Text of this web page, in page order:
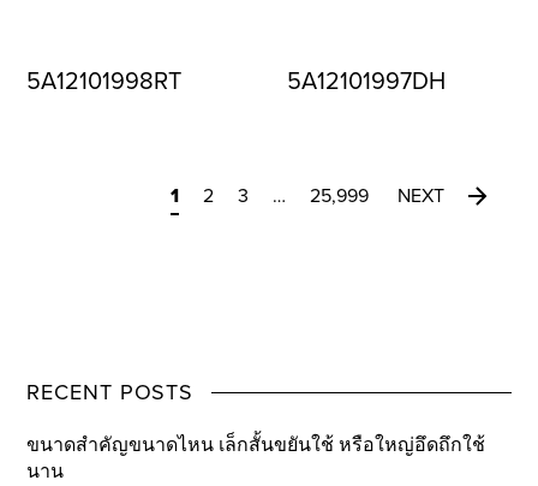
5A12101998RT 5A12101997DH
1 2 3 … 25,999 NEXT
RECENT POSTS
ขนาดสำคัญขนาดไหน เล็กสั้นขยันใช้ หรือใหญ่อึดถึกใช้
นาน